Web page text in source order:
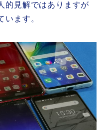
的見解ではありますが
います。